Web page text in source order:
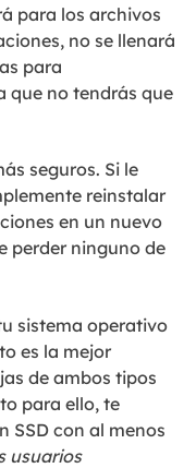
para los archivos
no se llenará
para
que no tendrás que
seguros. Si le
reinstalar
en un nuevo
perder ninguno de
sistema operativo
es la mejor
de ambos tipos
para ello, te
SSD con al menos
usuarios